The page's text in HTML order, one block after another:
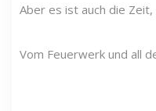
Aber es ist auch die Zeit,
Vom Feuerwerk und all